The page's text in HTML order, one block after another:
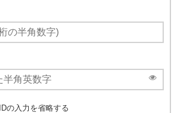
の入力を省略する